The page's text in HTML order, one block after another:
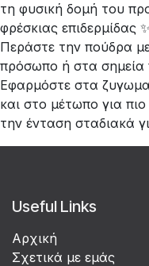
τη φυσική δομή του
φρέσκιας επιδερμίδας
Περάστε την πούδρα
πρόσωπο ή στα σημεία
Εφαρμόστε στα
και στο μέτωπο για
την ένταση σταδιακά
Useful Links
Αρχική
Σχετικά με εμάς